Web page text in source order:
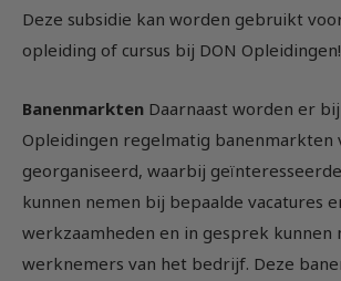
Deze subsidie kan worden gebruikt
opleiding of cursus bij DON Opleidingen!
Banenmarkten Daarnaast worden er bij
Opleidingen regelmatig banenmarkten
georganiseerd, waarbij
kunnen nemen bij bepaalde vacatures
werkzaamheden en in gesprek kunnen
werknemers van het bedrijf. Deze